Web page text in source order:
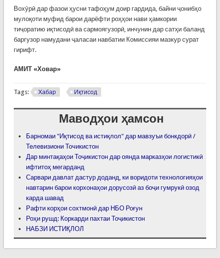
Вохӯрӣ дар фазои ҳусни тафоҳум доир гардида, байни ҷонибҳо
мулоқоти муфид барои дарёфти роҳҳои нави ҳамкории
тиҷоратию иқтисодӣ ва сармоягузорӣ, инчунин дар сатҳи баланд
баргузор намудани ҷаласаи навбатии Комиссияи мазкур сурат
гирифт.
АМИТ «Ховар»
Tags: Хабар Иқтисод
Маводҳои ҳамсон
Барномаи "Иқтисод ва истиқлол" дар мавзуъи бонкдорӣ /
Телевизиони Точикистон
Дар минтақаҳои Тоҷикистон дар оянда марказҳои логистикӣ
ифтитоҳ мегарданд
Сарвари давлат дастур доданд, ки воридоти технологияҳои
навтарин барои корхонаҳои дорусозӣ аз боҷи гумрукӣ озод
карда шавад
Рафти корҳои сохтмонӣ дар НБО Роғун
Роҳи рушд: Коркарди пахтаи Тоҷикистон
НАБЗИ ИСТИҚЛОЛ